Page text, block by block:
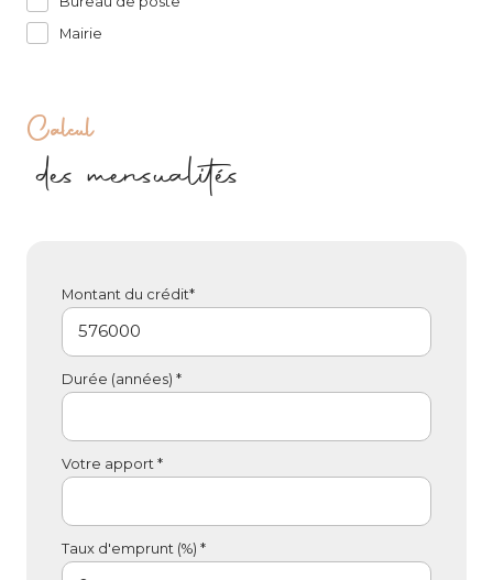
Mairie
Calcul
des mensualités
Montant du crédit*
Durée (années) *
Votre apport *
Taux d'emprunt (%) *